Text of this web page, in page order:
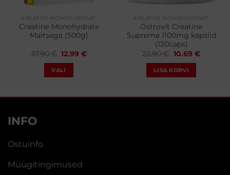
KREATIIN MONOHÜDRAAT
Creatine Monohydrate
Maitsega (500g)
37.90€ Algne
oli:
37.90 €.
12.99€Praegune
VALI
tootelehel.
KREATIIN MONOHÜDRAAT
Ostrovit Creatine
Supreme 1100mg kapslid
(120caps)
22.90€ Algne
oli:
22.90 €.
10.69 €
LISA KORVI
INFO
Ostuinfo
Müügitingimused